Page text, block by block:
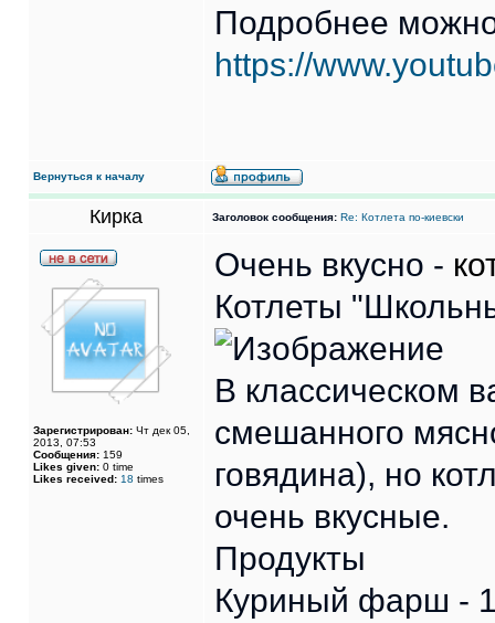
Подробнее
https://
Вернуться к началу
Кирка Заголовок сообщения: Re: Котлета по-киевски
Зарегистрирован: Чт дек 05,
2013, 07:53
Сообщения: 159
Likes given: 0 time
Likes received: 18 times
Очень вкусно -
Котлеты
В классическом
смешанного
говядина), но
очень вкусные.
Продукты
Куриный фарш - 1